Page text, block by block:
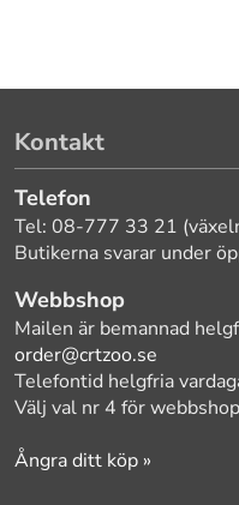
Kontakt
Telefon
Tel: 08-777 33 21
Butikerna svarar under
Webbshop
Mailen är bemannad
order@crtzoo.se
Telefontid helgfria
Välj val nr 4 för webbshop
Ångra ditt köp »